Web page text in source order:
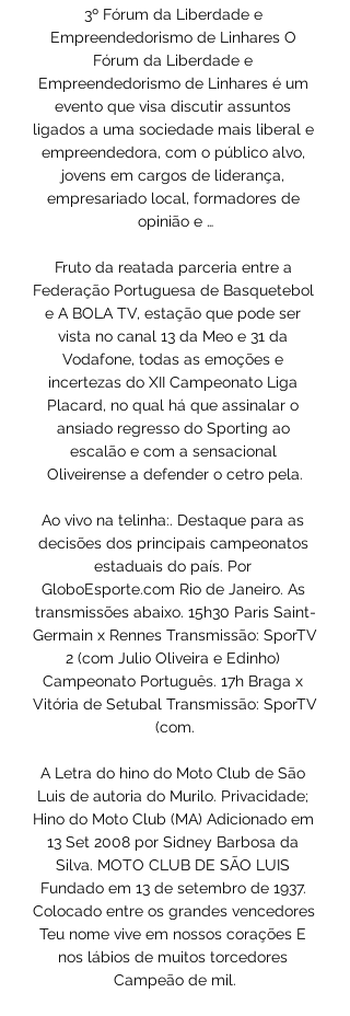
3º Fórum da Liberdade e
Empreendedorismo de Linhares O
Fórum da Liberdade e
Empreendedorismo de Linhares é um
evento que visa discutir assuntos
ligados a uma sociedade mais liberal e
empreendedora, com o público alvo,
jovens em cargos de liderança,
empresariado local, formadores de
opinião e …
Fruto da reatada parceria entre a
Federação Portuguesa de Basquetebol
e A BOLA TV, estação que pode ser
vista no canal 13 da Meo e 31 da
Vodafone, todas as emoções e
incertezas do XII Campeonato Liga
Placard, no qual há que assinalar o
ansiado regresso do Sporting ao
escalão e com a sensacional
Oliveirense a defender o cetro pela.
Ao vivo na telinha:. Destaque para as
decisões dos principais campeonatos
estaduais do país. Por
GloboEsporte.com Rio de Janeiro. As
transmissões abaixo. 15h30 Paris Saint-
Germain x Rennes Transmissão: SporTV
2 (com Julio Oliveira e Edinho)
Campeonato Português. 17h Braga x
Vitória de Setubal Transmissão: SporTV
(com.
A Letra do hino do Moto Club de São
Luis de autoria do Murilo. Privacidade;
Hino do Moto Club (MA) Adicionado em
13 Set 2008 por Sidney Barbosa da
Silva. MOTO CLUB DE SÃO LUIS
Fundado em 13 de setembro de 1937.
Colocado entre os grandes vencedores
Teu nome vive em nossos corações E
nos lábios de muitos torcedores
Campeão de mil.